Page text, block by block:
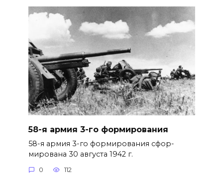
58-я армия 3-го формирования
58-я армия 3-го формирования сфор­
мирована 30 августа 1942 г.
0 112